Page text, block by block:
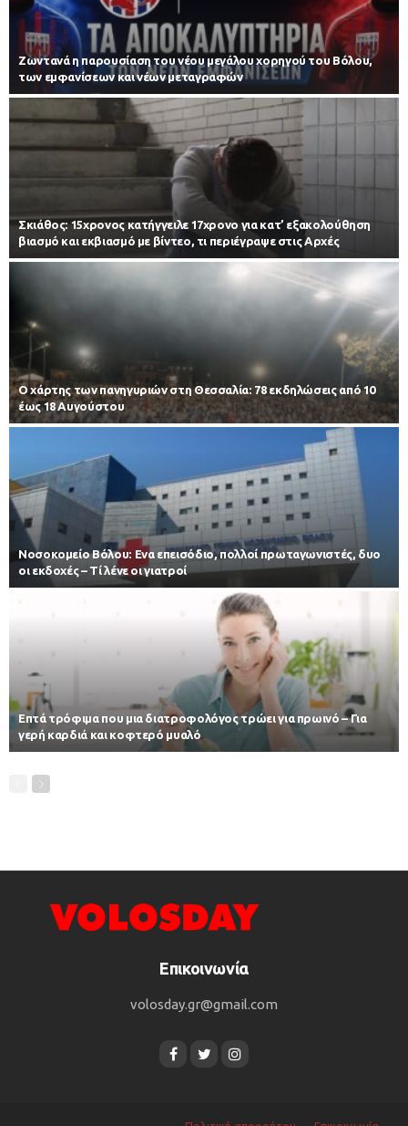
Zωντανά η παρουσίαση του νέου μεγάλου χορηγού του Βόλου,
των εμφανίσεων και νέων μεταγραφών
Σκιάθος: 15χρονος κατήγγειλε 17χρονο για κατ’ εξακολούθηση
βιασμό και εκβιασμό με βίντεο, τι περιέγραψε στις Αρχές
Ο χάρτης των πανηγυριών στη Θεσσαλία: 78 εκδηλώσεις από 10
έως 18 Αυγούστου
Νοσοκομείο Βόλου: Ενα επεισόδιο, πολλοί πρωταγωνιστές, δυο
οι εκδοχές – Τί λένε οι γιατροί
Επτά τρόφιμα που μια διατροφολόγος τρώει για πρωινό – Για
γερή καρδιά και κοφτερό μυαλό
Επικοινωνία
volosday.gr@gmail.com